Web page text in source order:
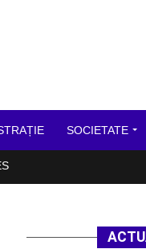
SOCIETATE